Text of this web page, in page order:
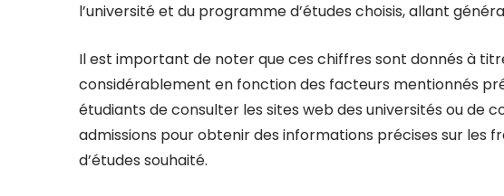
l’université et du programme d’études choisis, allant
Il est important de noter que ces chiffres sont donnés à
considérablement en fonction des facteurs mentionnés
étudiants de consulter les sites web des universités ou de
admissions pour obtenir des informations précises sur les
d’études souhaité.